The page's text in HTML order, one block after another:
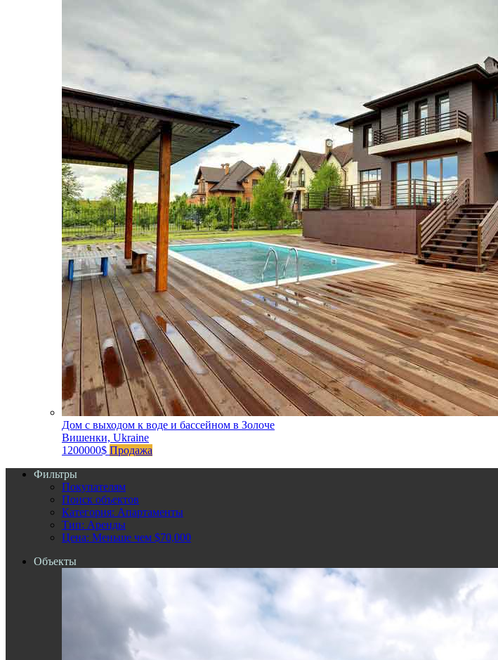
Дом с выходом к воде и бассейном в Золоче
Вишенки, Ukraine
1200000$ Продажа
Фильтры
Покупателям
Поиск объектов
Категория: Апартаменты
Тип: Аренды
Цена: Меньше чем $70,000
Объекты